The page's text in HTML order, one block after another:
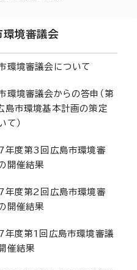
環境審議会
環境審議会について
環境審議会からの答申（第
島市環境基本計画の策定
て）
年度第3回広島市環境審
開催結果
年度第2回広島市環境審
開催結果
年度第1回広島市環境審議
催結果